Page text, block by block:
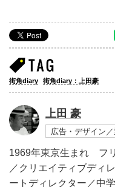
街角diary 街角diary：上田豪
上田 豪
広告・デザイン
1969年東京生まれ フ
／クリエイティブディ
ートディレクター／中